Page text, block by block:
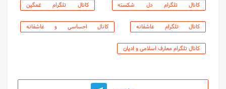
کانال تلگرام دل شکسته کانال تلگرام غمگین
کانال تلگرام عاشقانه کانال احساسی و عاشقانه
کانال تلگرام معارف اسلامی و ادیان